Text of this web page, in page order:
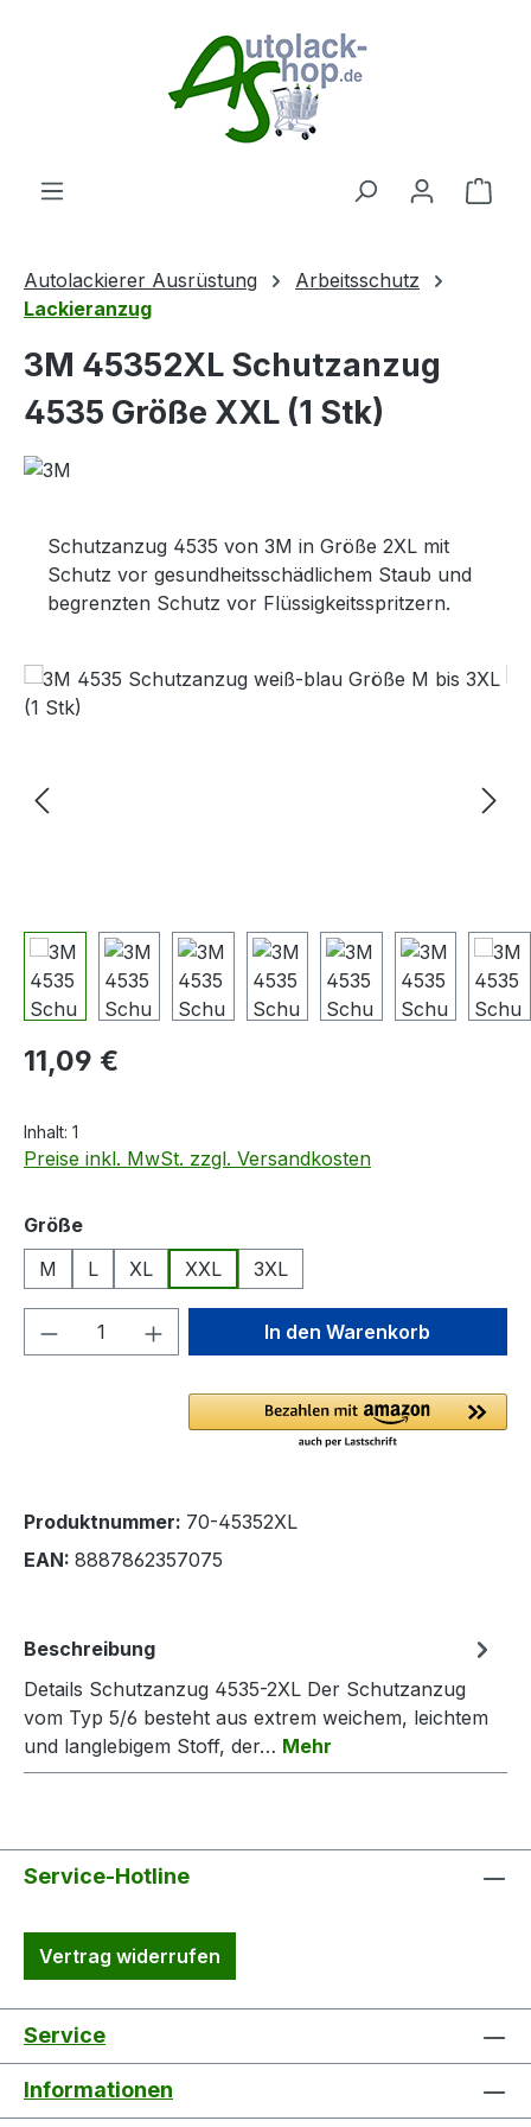
Autolackierer Ausrüstung
Arbeitsschutz
Lackieranzug
3M 45352XL Schutzanzug
4535 Größe XXL (1 Stk)
Schutzanzug 4535 von 3M in Größe 2XL mit
Schutz vor gesundheitsschädlichem Staub und
begrenzten Schutz vor Flüssigkeitsspritzern.
Bildergalerie überspringen
Regulärer Preis:
11,09 €
Inhalt: 1
Preise inkl. MwSt. zzgl. Versandkosten
Größeauswählen
M
L XL XXL 3XL
Produkt Anzahl: Gib denIn den Warenkorb
Produktnummer: 70-45352XL
EAN: 8887862357075
Beschreibung
Details Schutzanzug 4535-2XL Der Schutzanzug
vom Typ 5/6 besteht aus extrem weichem, leichtem
und langlebigem Stoff, der… Mehr
Service-Hotline
Vertrag widerrufen
Service
Informationen